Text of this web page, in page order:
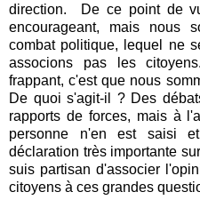
direction. De ce point de
encourageant, mais nous
combat politique, lequel ne
associons pas les
frappant, c'est que nous
De quoi s'agit-il ? Des
rapports de forces, mais à
personne n'en est saisi
déclaration très importante
suis partisan d'associer
citoyens à ces grandes